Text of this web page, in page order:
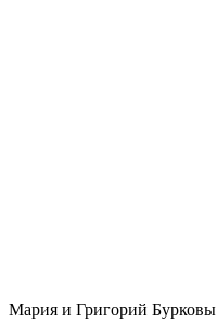
Мария и Григорий Бурковы